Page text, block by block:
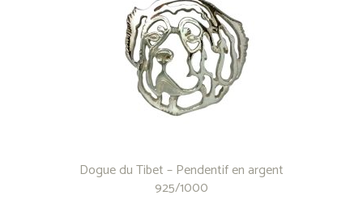
Dogue du Tibet – Pendentif en argent
925/1000